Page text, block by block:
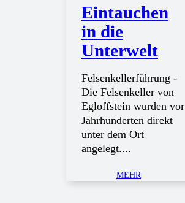
Eintauchen
in die
Unterwelt
Felsenkellerführung -
Die Felsenkeller von
Egloffstein wurden vor
Jahrhunderten direkt
unter dem Ort
angelegt....
MEHR